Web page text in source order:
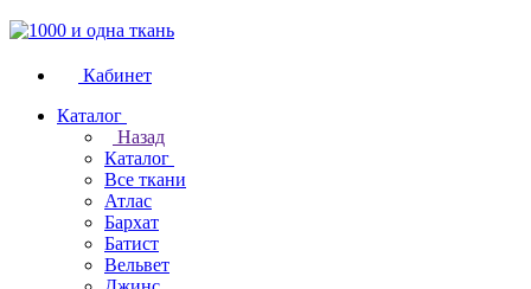
Кабинет
Каталог
Назад
Каталог
Все ткани
Атлас
Бархат
Батист
Вельвет